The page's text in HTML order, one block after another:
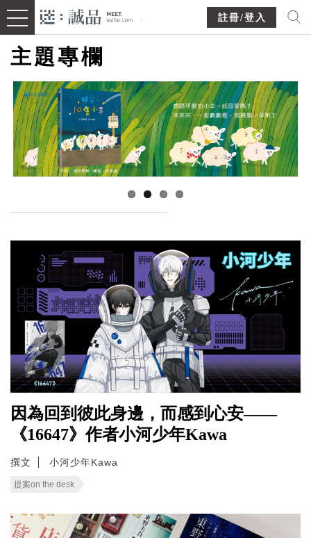
註冊/登入
主題專欄
因為回到彼此身邊，而感到心安——
《16647》作者小河少年Kawa
撰文 小河少年Kawa
提案on the desk